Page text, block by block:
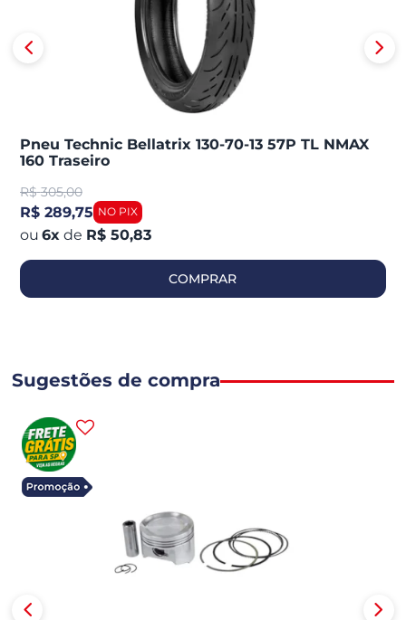
Pneu Technic Bellatrix 130-70-13 57P TL NMAX
160 Traseiro
R$ 305,00
R$ 289,75
6x de R$ 50,83
COMPRAR
Sugestões de compra